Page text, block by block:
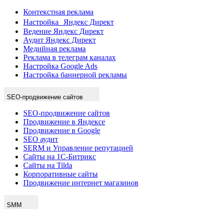
Контекстная реклама
Настройка Яндекс Директ
Ведение Яндекс Директ
Аудит Яндекс Директ
Медийная реклама
Реклама в телеграм каналах
Настройка Google Ads
Настройка баннерной рекламы
SEO-продвижение сайтов
SEO-продвижение сайтов
Продвижение в Яндексе
Продвижение в Google
SEO аудит
SERM и Управление репутацией
Сайты на 1С-Битрикс
Сайты на Tilda
Корпоративные сайты
Продвижение интернет магазинов
SMM